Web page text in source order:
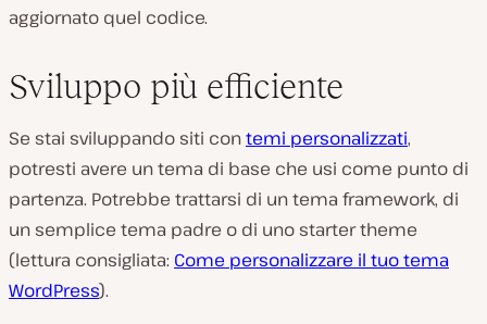
aggiornato quel codice.
Sviluppo più efficiente
Se stai sviluppando siti contemi personalizzati,
potresti avere un tema di base che usi come punto di
partenza. Potrebbe trattarsi di un tema framework, di
un semplice tema padre o di uno starter theme
(lettura consigliata: Come personalizzare il tuo tema
WordPress).